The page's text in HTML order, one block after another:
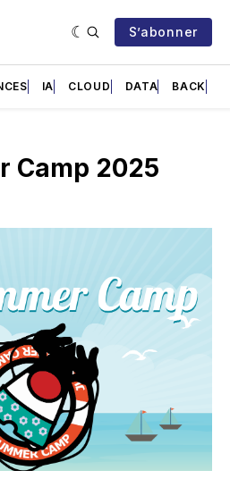
S’abonner
IA CLOUD DATA BACK
Camp 2025